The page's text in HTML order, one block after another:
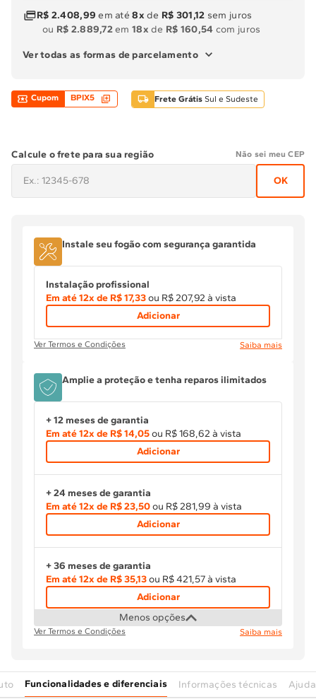
R$ 2.408,99 em até8x de R$ 301,12 sem juros
ou R$ 2.889,72em18x de R$ 160,54 com juros
Ver todas as formas de parcelamento
Cupom BPIX5 Frete Grátis Sul e Sudeste
Calcule o frete para sua região Não sei meu CEP
OK
Instaleseufogãocom segurança garantida
Instalação profissional
Em até12x de R$ 17,33ou R$ 207,92 à vista
Adicionar
Ver Termos e Condições Saiba mais
Amplie a proteção e tenha reparos ilimitados
+ 12 meses de garantia
Em até12x de R$ 14,05ou R$ 168,62 à vista
Adicionar
+ 24 meses de garantia
Em até12x de R$ 23,50ou R$ 281,99 à vista
Adicionar
+ 36 meses de garantia
Em até12x de R$ 35,13ou R$ 421,57 à vista
Adicionar
Menos opções
Ver Termos e Condições Saiba mais
Funcionalidades e diferenciais Informações técnicas Ajuda